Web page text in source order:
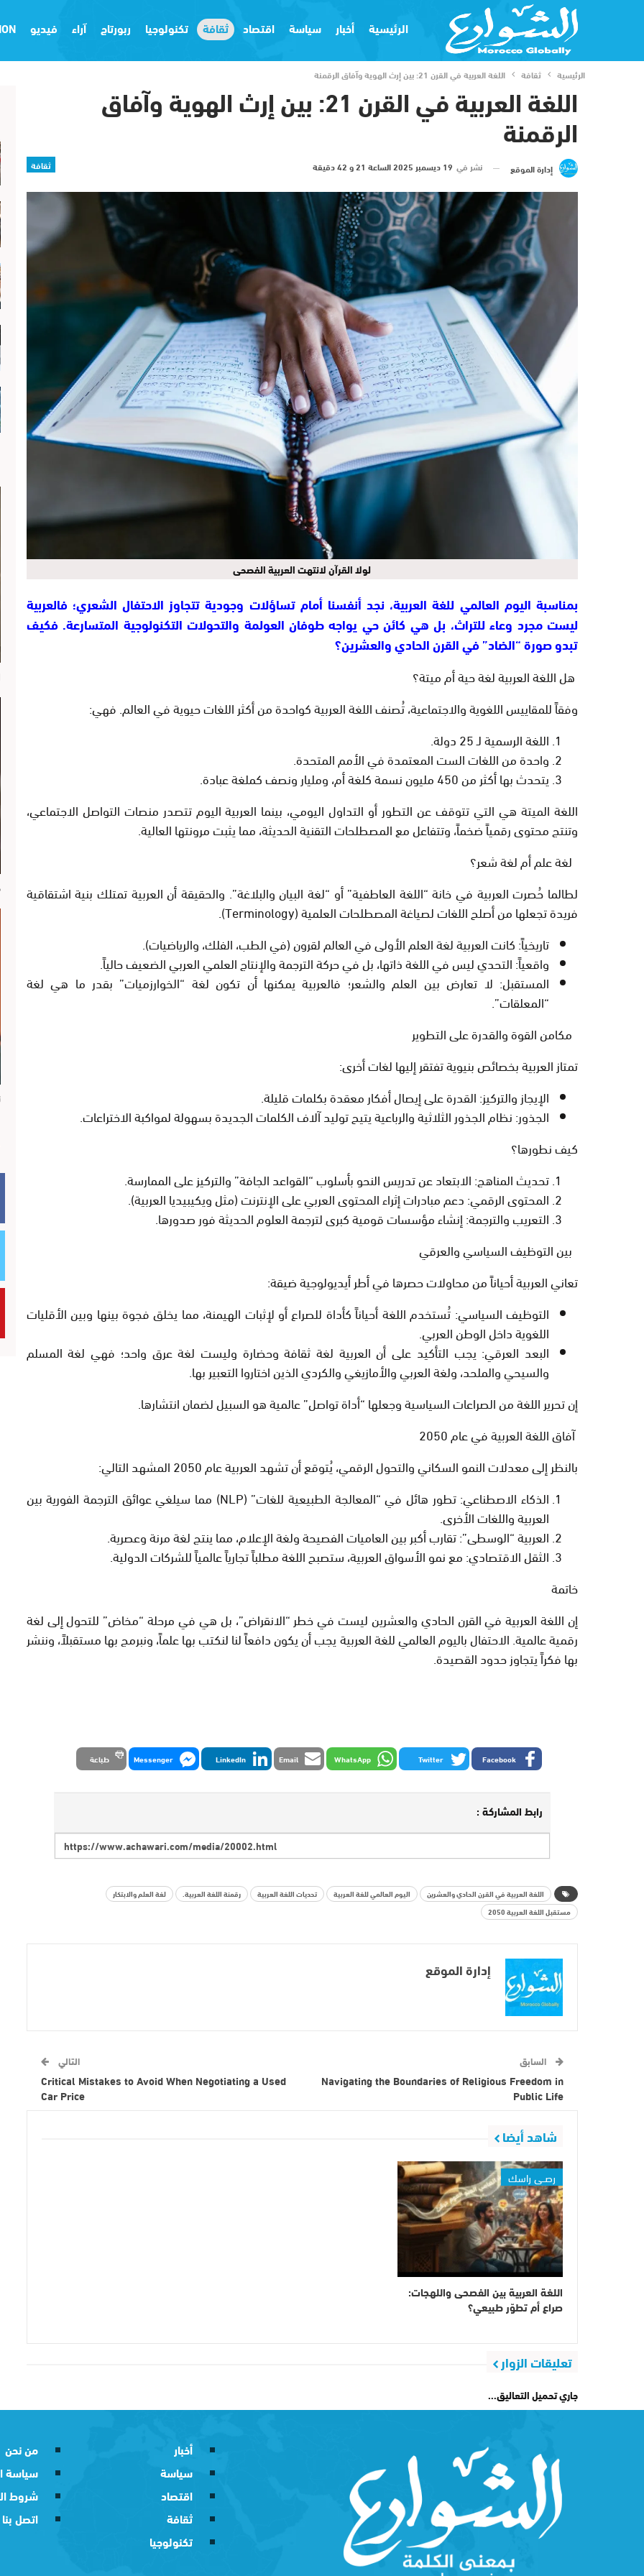
الرئيسية أخبار سياسة اقتصاد ثقافة تكنولوجيا ربورتاج آراء فيديو
الرئيسية ثقافة اللغة العربية في القرن 21: بين إرث الهوية وآفاق الرقمنة
اللغة العربية في القرن 21: بين إرث الهوية وآفاق
الرقمنة
ثقافة إدارة الموقع نشر في 19 ديسمبر 2025 الساعة 21 و 42 دقيقة
لولا القرآن لانتهت العربية الفصحى
بمناسبة اليوم العالمي للغة العربية، نجد أنفسنا أمام تساؤلات وجودية تتجاوز الاحتفال الشعري؛ فالعربية
ليست مجرد وعاء للتراث، بل هي كائن حي يواجه طوفان العولمة والتحولات التكنولوجية المتسارعة. فكيف
تبدو صورة “الضاد” في القرن الحادي والعشرين؟
هل اللغة العربية لغة حية أم ميتة؟
وفقاً للمقاييس اللغوية والاجتماعية، تُصنف اللغة العربية كواحدة من أكثر اللغاتحيويةفي العالم. فهي:
اللغة الرسميةلـ 25 دولة.
واحدة من اللغات الست المعتمدة فيالأمم المتحدة.
يتحدث بها أكثر من450 مليون نسمة
كلغة أم، ومليار ونصف كملغة عبادة.
اللغة الميتة هي التي تتوقف عن التطور أو التداول اليومي، بينما العربية اليوم تتصدر منصات التواصل الاجتماعي،
وتنتج محتوى رقمياً ضخماً، وتتفاعل مع المصطلحات التقنية الحديثة، مما يثبت مرونتها العالية.
لغة علم أم لغة شعر؟
لطالما حُصرت العربية في خانة “اللغة العاطفية” أو “لغة البيان والبلاغة”. والحقيقة أن العربية تمتلك بنية اشتقاقية
فريدة تجعلها من أصلح اللغات لصياغة المصطلحات العلمية (Terminology).
تاريخياً:كانت العربية لغة العلم الأولى في العالم لقرون (في الطب، الفلك، والرياضيات).
واقعياً:التحدي ليس في اللغة ذاتها، بل فيحركة الترجمةوالإنتاج العلمي العربي الضعيف حالياً.
المستقبل: لا تعارض بين العلم والشعر؛ فالعربية يمكنها أن تكون لغة “الخوارزميات” بقدر ما هي لغة
“المعلقات”.
مكامن القوة والقدرة على التطوير
تمتاز العربية بخصائص بنيوية تفتقر إليها لغات أخرى:
الإيجاز والتركيز:القدرة على إيصال أفكار معقدة بكلمات قليلة.
الجذور:نظام الجذور الثلاثية والرباعية يتيح توليد آلاف الكلمات الجديدة بسهولة لمواكبة الاختراعات.
كيف نطورها؟
تحديث المناهج:الابتعاد عن تدريس النحو بأسلوب “القواعد الجافة” والتركيز على الممارسة.
المحتوى الرقمي:دعم مبادرات إثراء المحتوى العربي على الإنترنت (مثل ويكيبيديا العربية).
التعريب والترجمة:إنشاء مؤسسات قومية كبرى لترجمة العلوم الحديثة فور صدورها.
بين التوظيف السياسي والعرقي
تعاني العربية أحياناً من محاولات حصرها في أطر أيديولوجية ضيقة:
التوظيف السياسي: تُستخدم اللغة أحياناً كأداة للصراع أو لإثبات الهيمنة، مما يخلق فجوة بينها وبين الأقليات
اللغوية داخل الوطن العربي.
البعد العرقي: يجب التأكيد على أن العربية لغة ثقافة وحضارة وليست لغة عرق واحد؛ فهي لغة المسلم
والسيحي والملحد، ولغة العربي والأمازيغي والكردي الذين اختاروا التعبير بها.
إن تحرير اللغة من الصراعات السياسية وجعلها “أداة تواصل” عالمية هو السبيل لضمان انتشارها.
آفاق اللغة العربية في عام 2050
بالنظر إلى معدلات النمو السكاني والتحول الرقمي، يُتوقع أن تشهد العربية عام 2050 المشهد التالي:
الذكاء الاصطناعي:
تطور هائل في “المعالجة الطبيعية للغات” (NLP) مما سيلغي عوائق الترجمة الفورية بين
العربية واللغات الأخرى.
العربية “الوسطى”:تقارب أكبر بين العاميات الفصيحة ولغة الإعلام، مما ينتج لغة مرنة وعصرية.
الثقل الاقتصادي:مع نمو الأسواق العربية، ستصبح اللغة مطلباً تجارياً عالمياً للشركات الدولية.
خاتمة
إن اللغة العربية في القرن الحادي والعشرين ليست في خطر “الانقراض”، بل هي في مرحلة “مخاض” للتحول إلى لغة
رقمية عالمية. الاحتفال باليوم العالمي للغة العربية يجب أن يكون دافعاً لنا لنكتب بها علماً، ونبرمج بها مستقبلاً، وننشر
بها فكراً يتجاوز حدود القصيدة.
Facebook
Twitter
WhatsApp
Email
LinkedIn
Messenger طباعة
رابط المشاركة :
اللغة العربية في القرن الحادي والعشرين اليوم العالمي للغة العربية تحديات اللغة العربية رقمنة اللغة العربية.
لغة العلم والابتكار
مستقبل اللغة العربية 2050
إدارة الموقع
السابق
Navigating the Boundaries of Religious Freedom in
Public Life
التالي
Critical Mistakes to Avoid When Negotiating a Used
Car Price
شاهد أيضا
رصــي راسك
اللغة العربية بين الفصحى واللهجات:
صراع أم تطوّر طبيعي؟
تعليقات الزوار
جاري تحميل التعاليق...
أخبار
سياسة
اقتصاد
ثقافة
تكنولوجيا
من نحن
سياسة
شروط
اتصل بنا